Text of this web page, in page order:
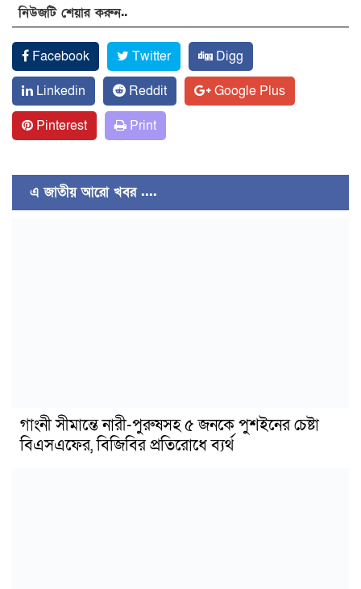
নিউজটি শেয়ার করুন..
Facebook Twitter
Digg
Linkedin
Reddit
Google Plus
Pinterest
Print
এ জাতীয় আরো খবর ....
গাংনী সীমান্তে নারী-পুরুষসহ ৫ জনকে পুশইনের চেষ্টা
বিএসএফের, বিজিবির প্রতিরোধে ব্যর্থ